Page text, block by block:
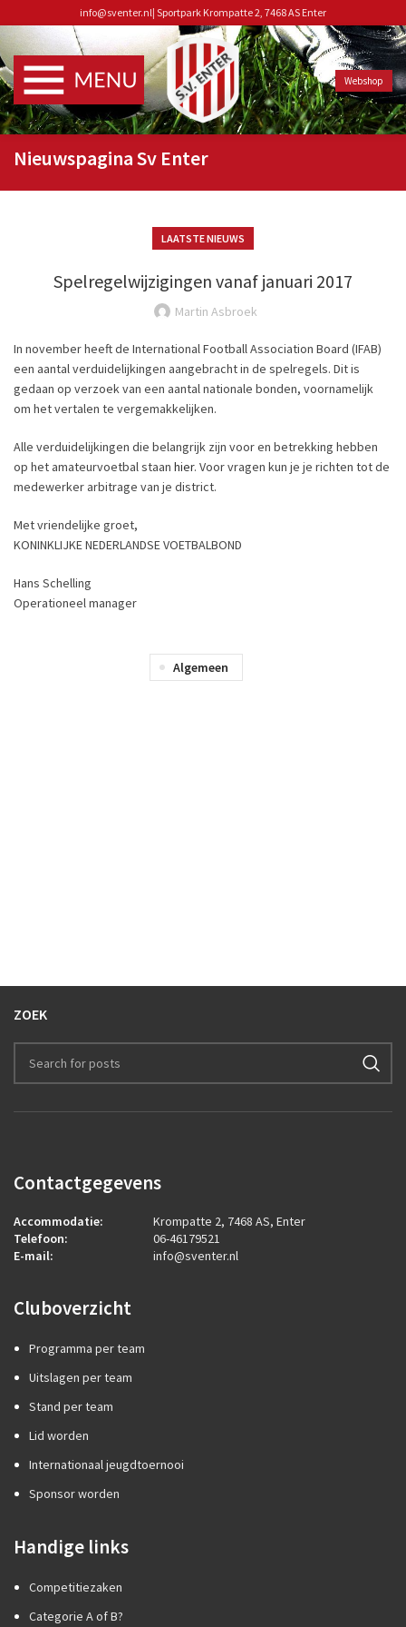
info@sventer.nl| Sportpark Krompatte 2, 7468 AS Enter
Webshop
Nieuwspagina Sv Enter
LAATSTE NIEUWS
Spelregelwijzigingen vanaf januari 2017
Martin Asbroek
In november heeft de International Football Association Board (IFAB)
een aantal verduidelijkingen aangebracht in de spelregels. Dit is
gedaan op verzoek van een aantal nationale bonden, voornamelijk
om het vertalen te vergemakkelijken.
Alle verduidelijkingen die belangrijk zijn voor en betrekking hebben
op het amateurvoetbal staan hier. Voor vragen kun je je richten tot de
medewerker arbitrage van je district.
Met vriendelijke groet,
KONINKLIJKE NEDERLANDSE VOETBALBOND
Hans Schelling
Operationeel manager
Algemeen
ZOEK
Contactgegevens
Accommodatie:
Krompatte 2, 7468 AS, Enter
Telefoon:
06-46179521
E-mail:
info@sventer.nl
Cluboverzicht
Programma per team
Uitslagen per team
Stand per team
Lid worden
Internationaal jeugdtoernooi
Sponsor worden
Handige links
Competitiezaken
Categorie A of B?